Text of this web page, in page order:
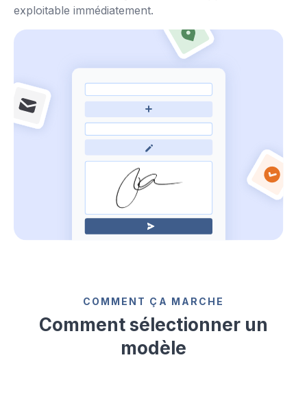
exploitable immédiatement.
COMMENT ÇA MARCHE
Comment sélectionner un
modèle